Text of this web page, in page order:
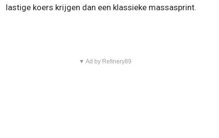
lastige koers krijgen dan een klassieke massasprint.
▼ Ad by Refinery89